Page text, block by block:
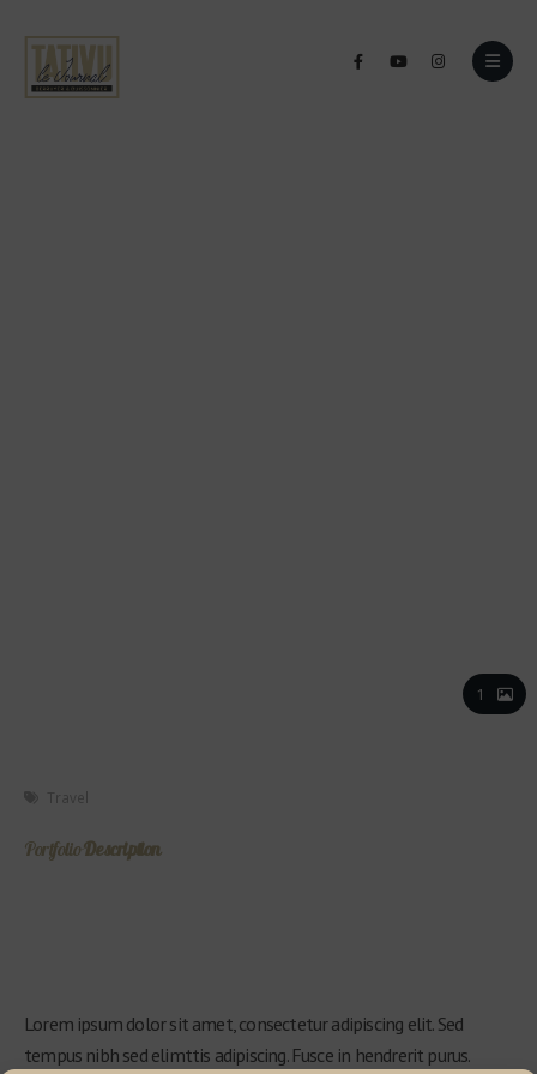
1
PortfolioDescription
Lorem ipsum dolor sit amet, consectetur adipiscing elit. Sed
tempus nibh sed elimttis adipiscing. Fusce in hendrerit purus.